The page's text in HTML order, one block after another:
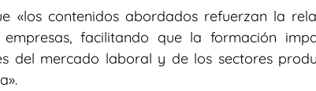
«los contenidos abordados refuerzan la
facilitando que la formación
del mercado laboral y de los sectores